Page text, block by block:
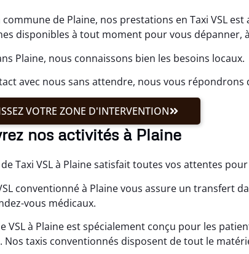
de Plaine, nos prestations en Taxi VSL est
disponibles à tout moment pour vous dépanner,
Plaine, nous connaissons bien les besoins locaux.
avec nous sans attendre, nous vous répondrons
VOTRE ZONE D'INTERVENTION
nos activités à Plaine
Taxi VSL à Plaine satisfait toutes vos attentes
conventionné à Plaine vous assure un transfert
vous médicaux.
VSL à Plaine est spécialement conçu pour les
Nos taxis conventionnés disposent de tout le